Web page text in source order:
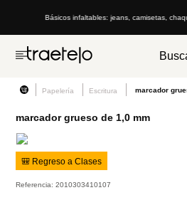
Básicos infaltables: jeans, camisetas,
Papelería Escritura marcador
marcador grueso de 1,0 mm
🎒 Regreso a Clases
Referencia:2010303410107